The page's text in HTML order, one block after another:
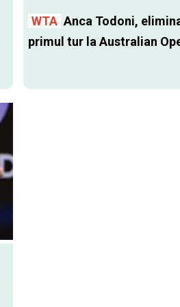
WTA Anca Todoni,
primul tur la Australian